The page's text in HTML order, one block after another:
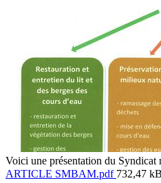
Voici une présentation du
ARTICLE SMBAM.pdf 732,47 kB